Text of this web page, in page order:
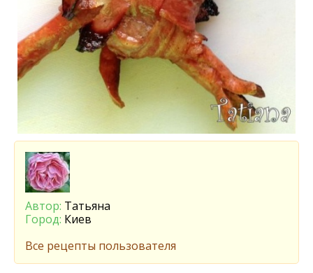
Автор: Татьяна
Город: Киев
Все рецепты пользователя